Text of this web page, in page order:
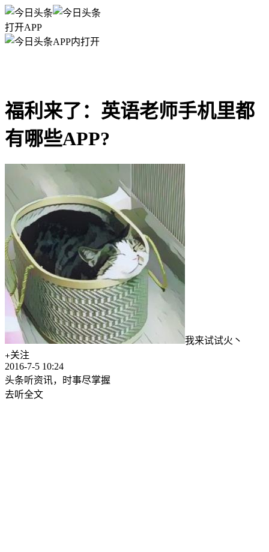
打开APP
APP内打开
福利来了：英语老师手机里都
有哪些APP?
我来试试火丶
关注
2016-7-5 10:24
头条听资讯，时事尽掌握
去听全文